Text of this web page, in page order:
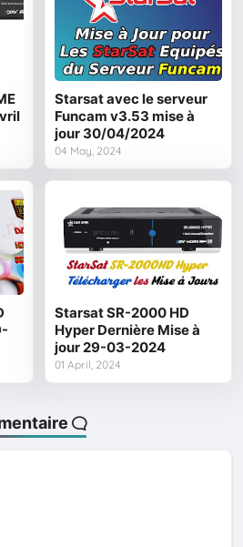
Starsat avec le serveur
Funcam v3.53 mise à
jour 30/04/2024
04 May, 2024
Starsat SR-2000 HD
Hyper Dernière Mise à
jour 29-03-2024
01 April, 2024